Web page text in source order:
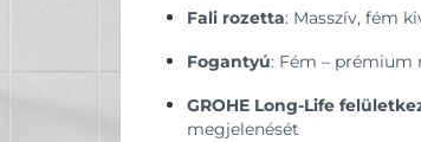
Fali rozetta: Masszív, fém
Fogantyú: Fém – prémium
GROHE Long-Life
megjelenését